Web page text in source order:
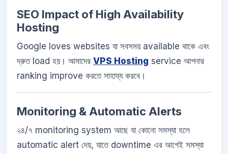
SEO Impact of High Availability
Hosting
Google loves websites যা সবসময় available থাকে এবং
দ্রুত load হয়। আমাদের VPS Hosting service আপনার
ranking improve করতে সাহায্য করবে।
Monitoring & Automatic Alerts
২৪/৭ monitoring system আছে যা কোনো সমস্যা হলে
automatic alert দেয়, যাতে downtime এর আগেই সমস্যা